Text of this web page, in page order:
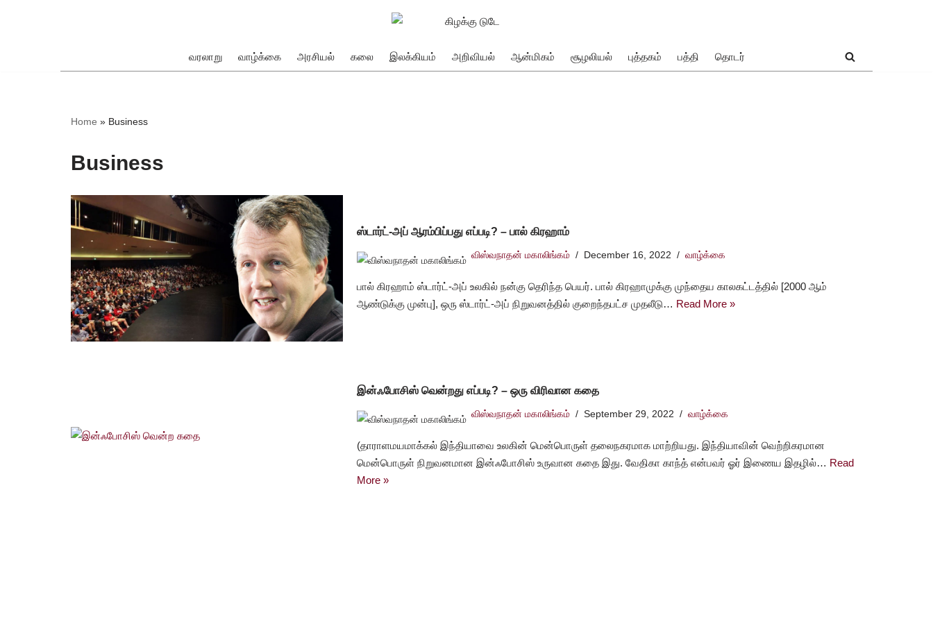
வரலாறு வாழ்க்கை அரசியல் கலை இலக்கியம் அறிவியல் ஆன்மிகம் சூழலியல் புத்தகம் பத்தி தொடர்
Home » Business
Business
ஸ்டார்ட்-அப் ஆரம்பிப்பது எப்படி? – பால் கிரஹாம்
விஸ்வநாதன் மகாலிங்கம் December 16, 2022 வாழ்க்கை
பால் கிரஹாம் ஸ்டார்ட்-அப் உலகில் நன்கு தெரிந்த பெயர். பால் கிரஹாமுக்கு முந்தைய காலகட்டத்தில் [2000 ஆம்
ஆண்டுக்கு முன்பு], ஒரு ஸ்டார்ட்-அப் நிறுவனத்தில் குறைந்தபட்ச முதலீடு… Read More »
இன்ஃபோசிஸ் வென்றது எப்படி? – ஒரு விரிவான கதை
விஸ்வநாதன் மகாலிங்கம் September 29, 2022 வாழ்க்கை
(தாராளமயமாக்கல் இந்தியாவை உலகின் மென்பொருள் தலைநகரமாக மாற்றியது. இந்தியாவின் வெற்றிகரமான
மென்பொருள் நிறுவனமான இன்ஃபோசிஸ் உருவான கதை இது. வேதிகா காந்த் என்பவர் ஓர் இணைய இதழில்… Read
More »